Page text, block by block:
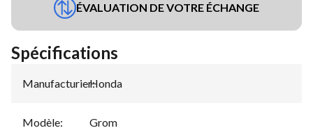
ÉVALUATION DE VOTRE ÉCHANGE
Spécifications
Manufacturier:
Honda
Modèle: Grom